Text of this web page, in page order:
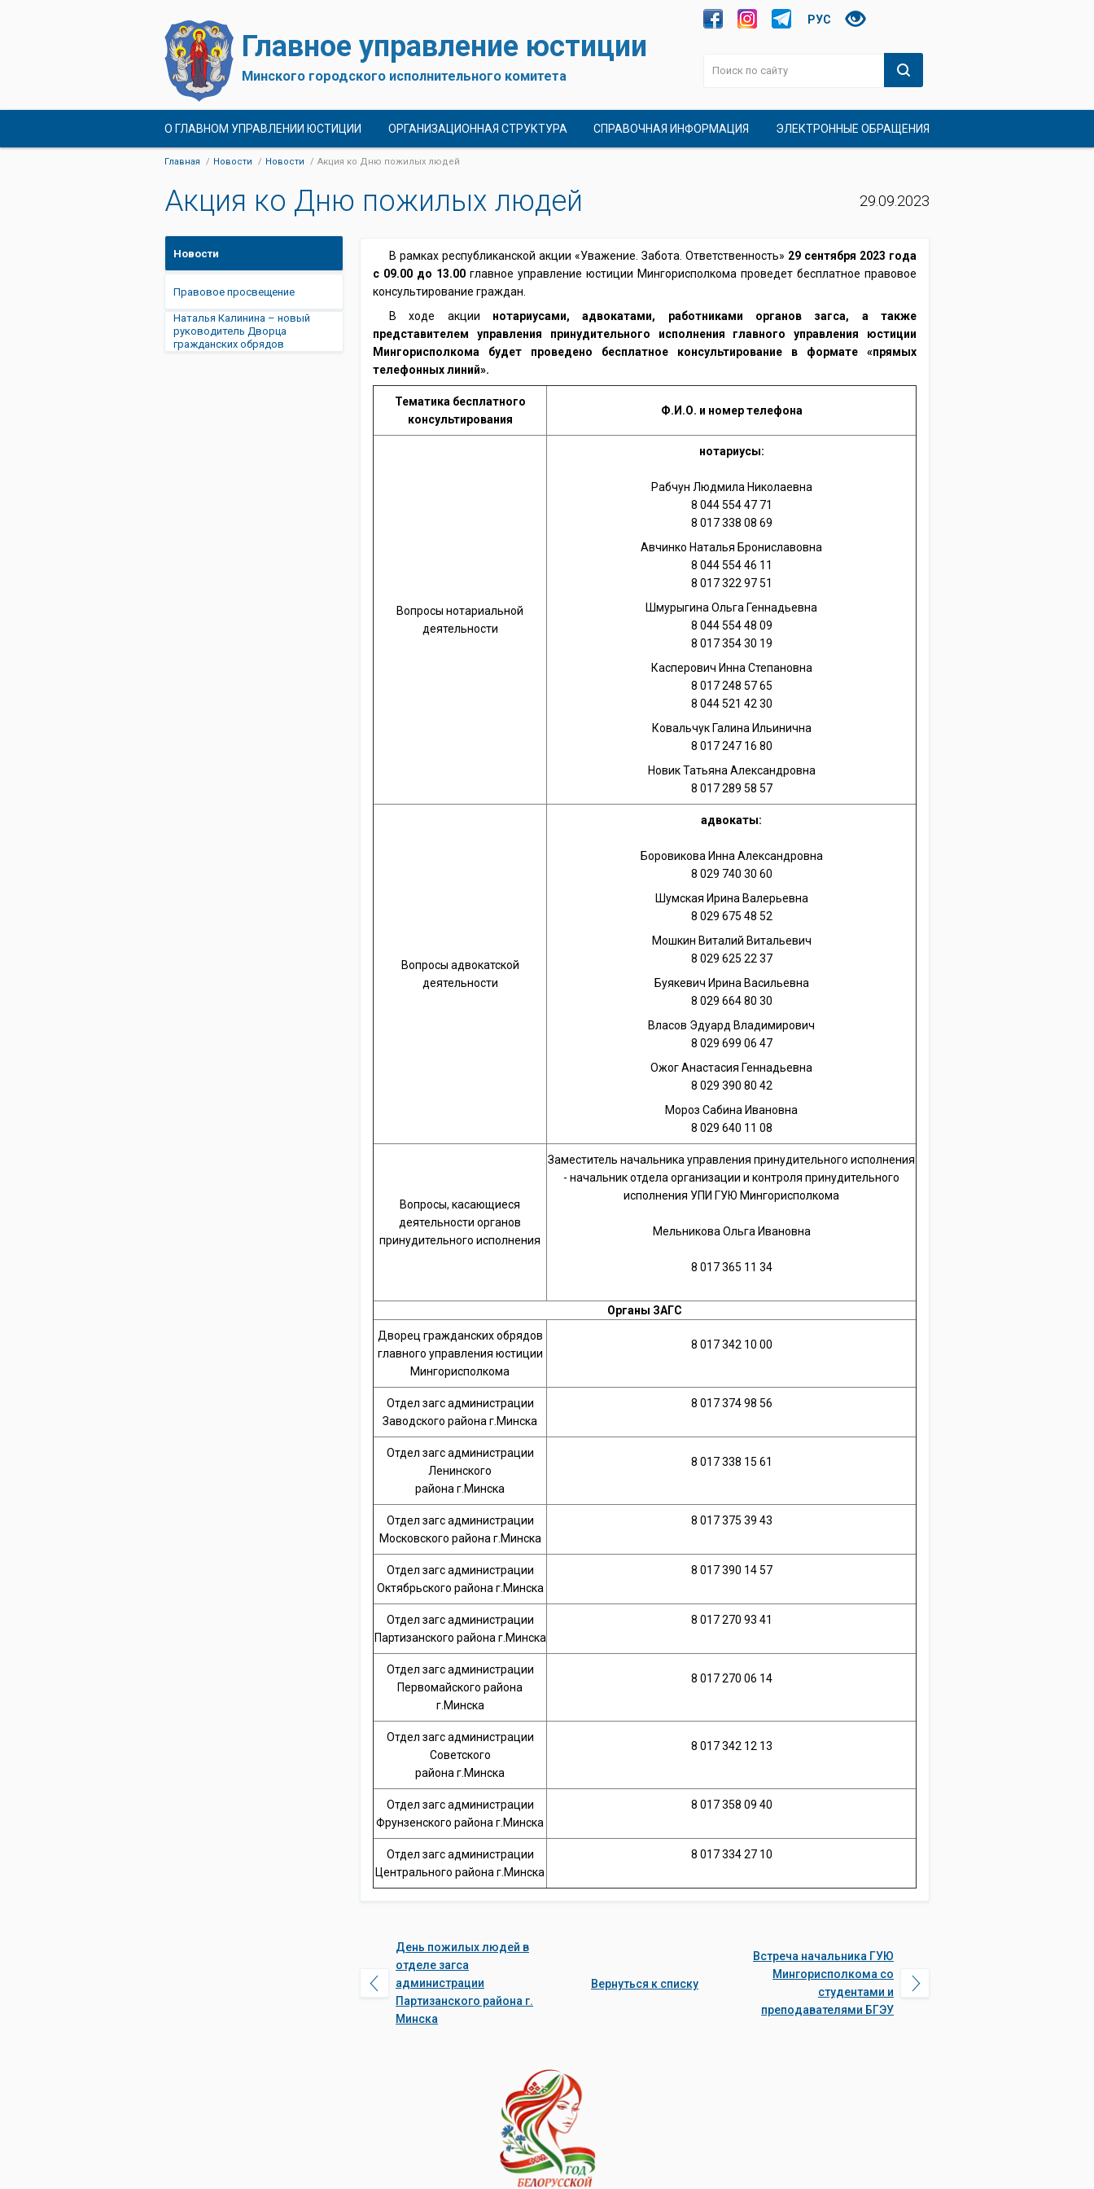
Главное управление юстиции
Минского городского исполнительного комитета
РУС
О ГЛАВНОМ УПРАВЛЕНИИ ЮСТИЦИИ ОРГАНИЗАЦИОННАЯ СТРУКТУРА СПРАВОЧНАЯ ИНФОРМАЦИЯ ЭЛЕКТРОННЫЕ ОБРАЩЕНИЯ
Главная Новости Новости Акция ко Дню пожилых людей
Акция ко Дню пожилых людей 29.09.2023
Новости
Правовое просвещение
Наталья Калинина – новый
руководитель Дворца
гражданских обрядов
В рамках республиканской акции «Уважение. Забота. Ответственность» 29 сентября 2023 года
с 09.00 до 13.00 главное управление юстиции Мингорисполкома проведет бесплатное правовое
консультирование граждан.
В ходе акции нотариусами, адвокатами, работниками органов загса, а также
представителем управления принудительного исполнения главного управления юстиции
Мингорисполкома будет проведено бесплатное консультирование в формате «прямых
телефонных линий».
Тематика бесплатного
консультирования
Ф.И.О. и номер телефона
Вопросы нотариальной
деятельности
нотариусы:
Рабчун Людмила Николаевна
8 044 554 47 71
8 017 338 08 69
Авчинко Наталья Брониславовна
8 044 554 46 11
8 017 322 97 51
Шмурыгина Ольга Геннадьевна
8 044 554 48 09
8 017 354 30 19
Касперович Инна Степановна
8 017 248 57 65
8 044 521 42 30
Ковальчук Галина Ильинична
8 017 247 16 80
Новик Татьяна Александровна
8 017 289 58 57
Вопросы адвокатской
деятельности
адвокаты:
Боровикова Инна Александровна
8 029 740 30 60
Шумская Ирина Валерьевна
8 029 675 48 52
Мошкин Виталий Витальевич
8 029 625 22 37
Буякевич Ирина Васильевна
8 029 664 80 30
Власов Эдуард Владимирович
8 029 699 06 47
Ожог Анастасия Геннадьевна
8 029 390 80 42
Мороз Сабина Ивановна
8 029 640 11 08
Вопросы, касающиеся
деятельности органов
принудительного исполнения
Заместитель начальника управления принудительного исполнения
- начальник отдела организации и контроля принудительного
исполнения УПИ ГУЮ Мингорисполкома
Мельникова Ольга Ивановна
8 017 365 11 34
Органы ЗАГС
Дворец гражданских обрядов
главного управления юстиции
Мингорисполкома
8 017 342 10 00
Отдел загс администрации
Заводского района г.Минска
8 017 374 98 56
Отдел загс администрации
Ленинского
района г.Минска
8 017 338 15 61
Отдел загс администрации
Московского района г.Минска
8 017 375 39 43
Отдел загс администрации
Октябрьского района г.Минска
8 017 390 14 57
Отдел загс администрации
Партизанского района г.Минска
8 017 270 93 41
Отдел загс администрации
Первомайского района
г.Минска
8 017 270 06 14
Отдел загс администрации
Советского
района г.Минска
8 017 342 12 13
Отдел загс администрации
Фрунзенского района г.Минска
8 017 358 09 40
Отдел загс администрации
Центрального района г.Минска
8 017 334 27 10
День пожилых людей в
отделе загса
администрации
Партизанского района г.
Минска
Вернуться к списку
Встреча начальника ГУЮ
Мингорисполкома со
студентами и
преподавателями БГЭУ